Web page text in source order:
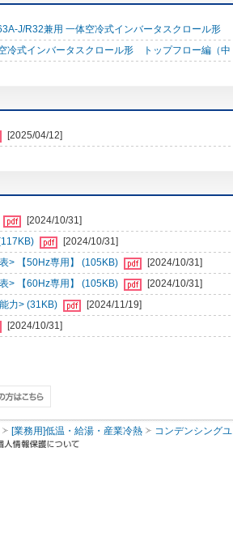
J/R32兼用 一体空冷式インバータスクロール
冷式インバータスクロール形 トップフロー編（
[2025/04/12]
[2024/10/31]
[2024/10/31]
> 【50Hz専用】 (105KB)
[2024/10/31]
> 【60Hz専用】 (105KB)
[2024/10/31]
力> (31KB)
[2024/11/19]
[2024/10/31]
[業務用]低温・給湯・産業冷熱 コンデンシング